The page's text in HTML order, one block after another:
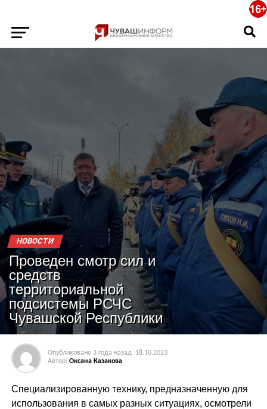
НОВОСТИ
Проведен смотр сил и
средств
территориальной
подсистемы РСЧС
Чувашской Республики
Опубликовано 3 года назад
18.10.2023
Автор: Оксана Казакова
Специализированную технику, предназначенную для
использования в самых разных ситуациях, осмотрели